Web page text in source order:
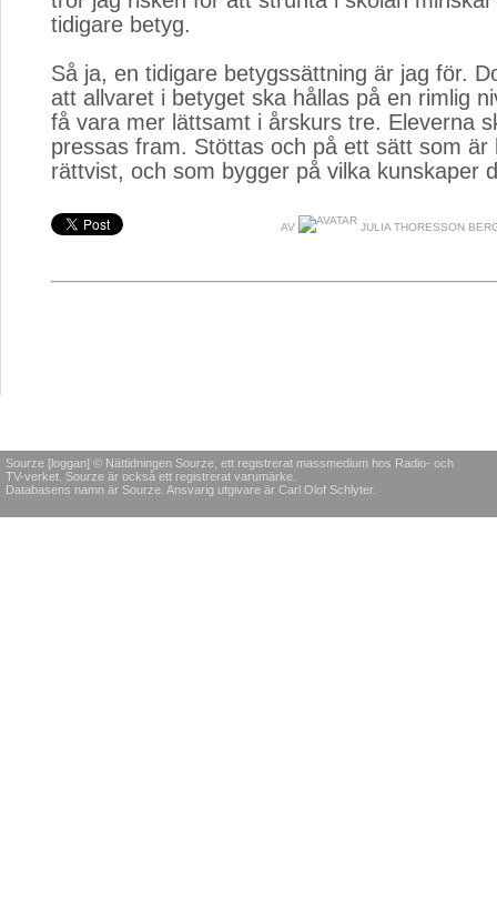
tidigare betyg.
Så ja, en tidigare betygssättning är jag för.
att allvaret i betyget ska hållas på en rimlig
få vara mer lättsamt i årskurs tre. Eleverna
pressas fram. Stöttas och på ett sätt som är
rättvist, och som bygger på vilka kunskaper
AV JULIA THORESSON
Sourze [loggan] © Nättidningen Sourze, ett registrerat massmedium hos Radio- och
TV-verket. Sourze är också ett registrerat varumärke.
Databasens namn är Sourze. Ansvarig utgivare är Carl Olof Schlyter.